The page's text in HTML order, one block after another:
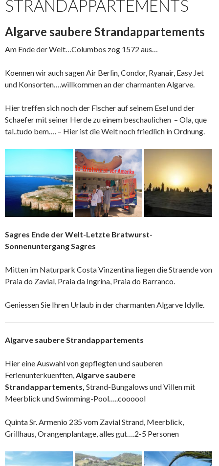
STRANDAPPARTEMENTS
Algarve saubere Strandappartements
Am Ende der Welt…Columbos zog 1572 aus…
Koennen wir auch sagen Air Berlin, Condor, Ryanair, Easy Jet
und Konsorten….willkommen an der charmanten Algarve.
Hier treffen sich noch der Fischer auf seinem Esel und der
Schaefer mit seiner Herde zu einem beschaulichen – Ola, que
tal..tudo bem…. – Hier ist die Welt noch friedlich in Ordnung.
Sagres Ende der Welt-Letzte Bratwurst-
Sonnenuntergang Sagres
Mitten im Naturpark Costa Vinzentina liegen die Straende von
Praia do Zavial, Praia da Ingrina, Praia do Barranco.
Geniessen Sie Ihren Urlaub in der charmanten Algarve Idylle.
Algarve saubere Strandappartements
Hier eine Auswahl von gepflegten und sauberen
Ferienunterkuenften,Algarve saubere
Strandappartements, Strand-Bungalows und Villen mit
Meerblick und Swimming-Pool…..coooool
Quinta Sr. Armenio 235 vom Zavial Strand, Meerblick,
Grillhaus, Orangenplantage, alles gut….2-5 Personen